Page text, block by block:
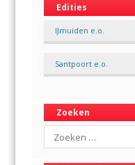
Edities
IJmuiden e.o.
Santpoort e.o.
Zoeken
Search